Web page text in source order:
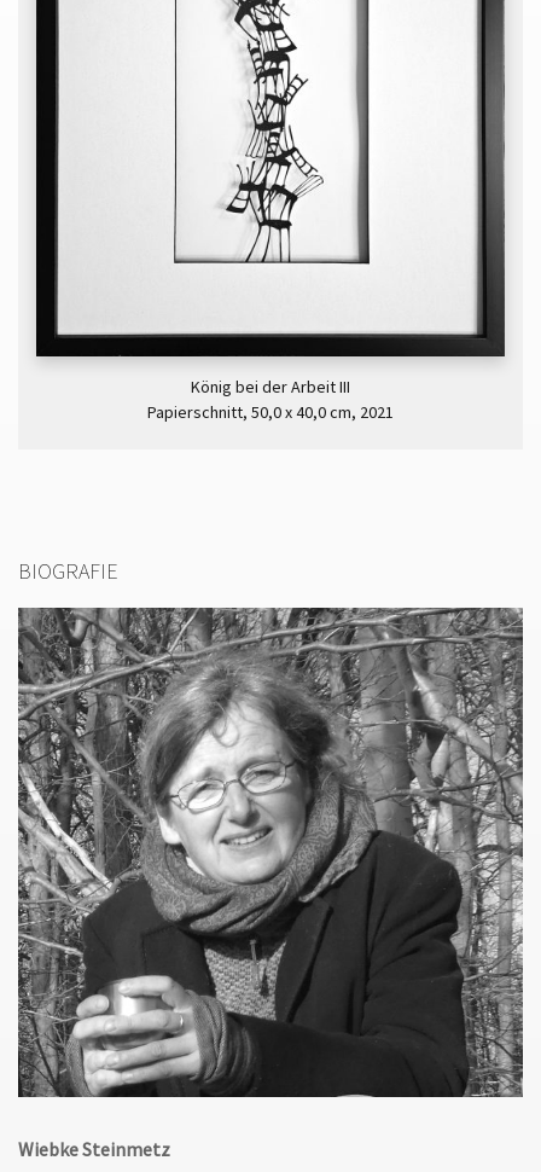
König bei der Arbeit III
Papierschnitt, 50,0 x 40,0 cm, 2021
BIOGRAFIE
Wiebke Steinmetz